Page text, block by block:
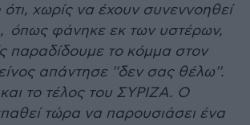
χωρίς να έχουν συνεννοηθεί
όπως φάνηκε εκ των υστέρων,
παραδίδουμε το κόμμα στον
απάντησε ''δεν σας θέλω''.
το τέλος του ΣΥΡΙΖΑ. Ο
τώρα να παρουσιάσει ένα